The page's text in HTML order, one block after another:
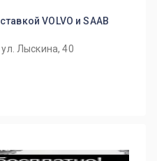
VOLVO и SAAB
Лыскина, 40